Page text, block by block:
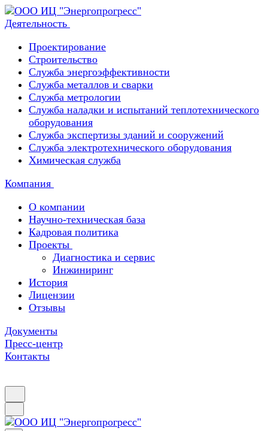
Деятельность
Проектирование
Строительство
Служба энергоэффективности
Служба металлов и сварки
Служба метрологии
Служба наладки и испытаний теплотехнического
оборудования
Служба экспертизы зданий и сооружений
Служба электротехнического оборудования
Химическая служба
Компания
О компании
Научно-техническая база
Кадровая политика
Проекты
Диагностика и сервис
Инжиниринг
История
Лицензии
Отзывы
Документы
Пресс-центр
Контакты